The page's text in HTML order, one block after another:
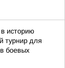
историю
турнир для
боевых